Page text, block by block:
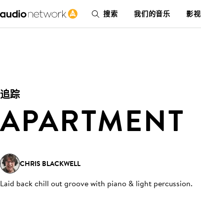
搜索 我们的音乐 影视
追踪
APARTMENT
CHRIS BLACKWELL
Laid back chill out groove with piano & light percussion.